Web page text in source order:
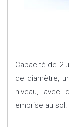
Capacité de 2
de diamètre,
niveau, avec
emprise au